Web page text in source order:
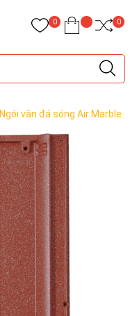
0 0
Ngói vân đá sóng Air Marble